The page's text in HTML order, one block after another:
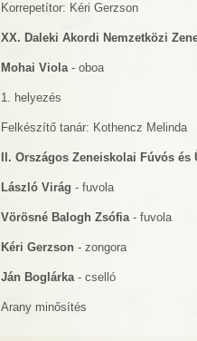
Korrepetítor: Kéri Gerzson
XX. Daleki Akordi Nemzetközi
Mohai Viola- oboa
1. helyezés
Felkészítő tanár: Kothencz Melinda
II. Országos Zeneiskolai Fúvós
László Virág - fuvola
Vörösné Balogh Zsófia- fuvola
Kéri Gerzson - zongora
Ján Boglárka- cselló
Arany minősítés